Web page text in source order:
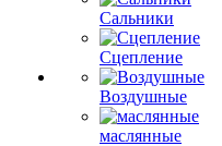
Сальники
Сцепление
Воздушные
маслянные